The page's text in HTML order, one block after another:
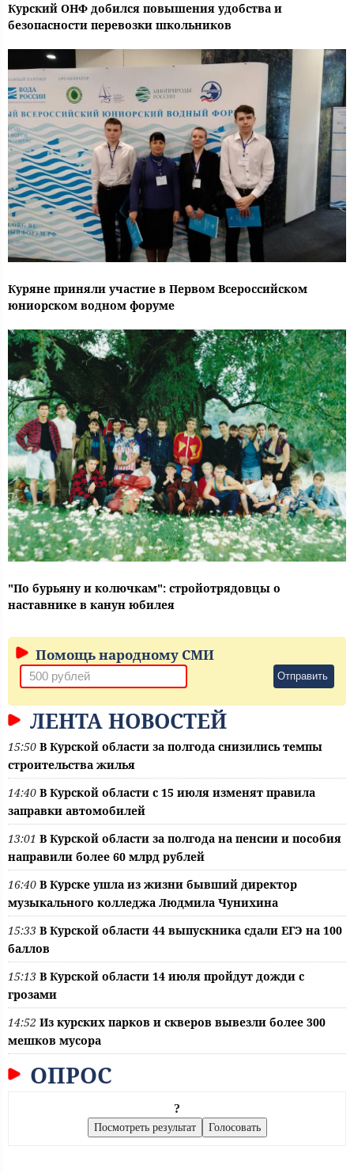
Курский ОНФ добился повышения удобства и
безопасности перевозки школьников
Куряне приняли участие в Первом Всероссийском
юниорском водном форуме
"По бурьяну и колючкам": стройотрядовцы о
наставнике в канун юбилея
Помощь народному СМИ
Отправить
ЛЕНТА НОВОСТЕЙ
15:50 В Курской области за полгода снизились темпы
строительства жилья
14:40 В Курской области с 15 июля изменят правила
заправки автомобилей
13:01 В Курской области за полгода на пенсии и пособия
направили более 60 млрд рублей
16:40 В Курске ушла из жизни бывший директор
музыкального колледжа Людмила Чунихина
15:33 В Курской области 44 выпускника сдали ЕГЭ на 100
баллов
15:13 В Курской области 14 июля пройдут дожди с
грозами
14:52 Из курских парков и скверов вывезли более 300
мешков мусора
ОПРОС
?